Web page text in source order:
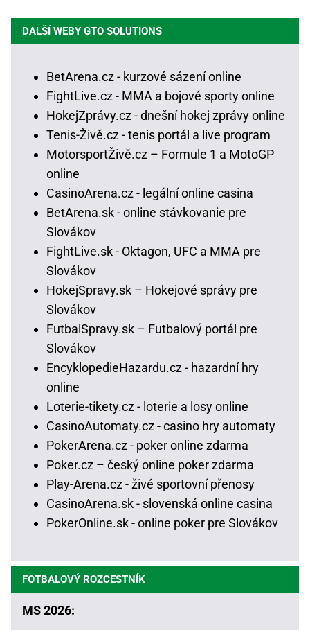
DALŠÍ WEBY GTO SOLUTIONS
BetArena.cz - kurzové sázení online
FightLive.cz - MMA a bojové sporty online
HokejZprávy.cz - dnešní hokej zprávy online
Tenis-Živě.cz - tenis portál a live program
MotorsportŽivě.cz – Formule 1 a MotoGP
online
CasinoArena.cz - legální online casina
BetArena.sk - online stávkovanie pre
Slovákov
FightLive.sk - Oktagon, UFC a MMA pre
Slovákov
HokejSpravy.sk – Hokejové správy pre
Slovákov
FutbalSpravy.sk – Futbalový portál pre
Slovákov
EncyklopedieHazardu.cz - hazardní hry
online
Loterie-tikety.cz - loterie a losy online
CasinoAutomaty.cz - casino hry automaty
PokerArena.cz - poker online zdarma
Poker.cz – český online poker zdarma
Play-Arena.cz - živé sportovní přenosy
CasinoArena.sk - slovenská online casina
PokerOnline.sk - online poker pre Slovákov
FOTBALOVÝ ROZCESTNÍK
MS 2026: